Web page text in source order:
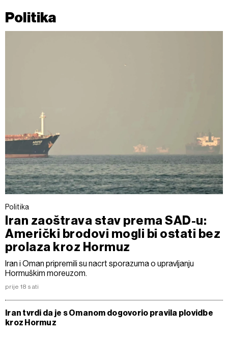
Politika
Politika
Iran zaoštrava stav prema SAD-u:
Američki brodovi mogli bi ostati bez
prolaza kroz Hormuz
Iran i Oman pripremili su nacrt sporazuma o upravljanju
Hormuškim moreuzom.
prije 18 sati
Iran tvrdi da je s Omanom dogovorio pravila plovidbe
kroz Hormuz